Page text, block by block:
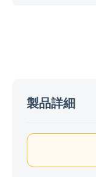
製品詳細